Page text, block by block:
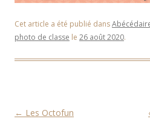
Cet article a été publié dans
photo de classe le 26 août 2020.
Navigation des articles
← Les Octofun